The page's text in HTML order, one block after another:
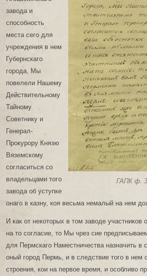
ГАПК ф.
завода и
способность
места сего для
учреждения в нем
Губернскаго
города, Мы
повелели Нашему
Действительному
Тайному
Советнику и
Генерал-
Прокурору Князю
Вяземскому
согласиться со
владельцами того
завода об уступке
онаго в казну, коя весьма немалый на нем
И как от некоторых в том заводе участников
на то согласие, то Мы чрез сие
для Пермскаго Наместничества назначить в
оный город Пермь, и в следствие того в нем
строения, кои на первое время, и особливо